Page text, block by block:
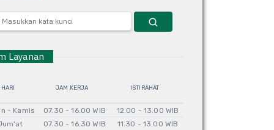
Layanan
HARI JAM KERJA ISTIRAHAT
- Kamis 07.30 - 16.00 WIB
12.00 - 13.00 WIB
07.30 - 16.30 WIB 11.30 - 13.00 WIB